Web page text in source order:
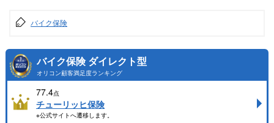
バイク保険
バイク保険 ダイレクト型
オリコン顧客満足度ランキング
77.4点
チューリッヒ保険
※公式サイトへ遷移します。